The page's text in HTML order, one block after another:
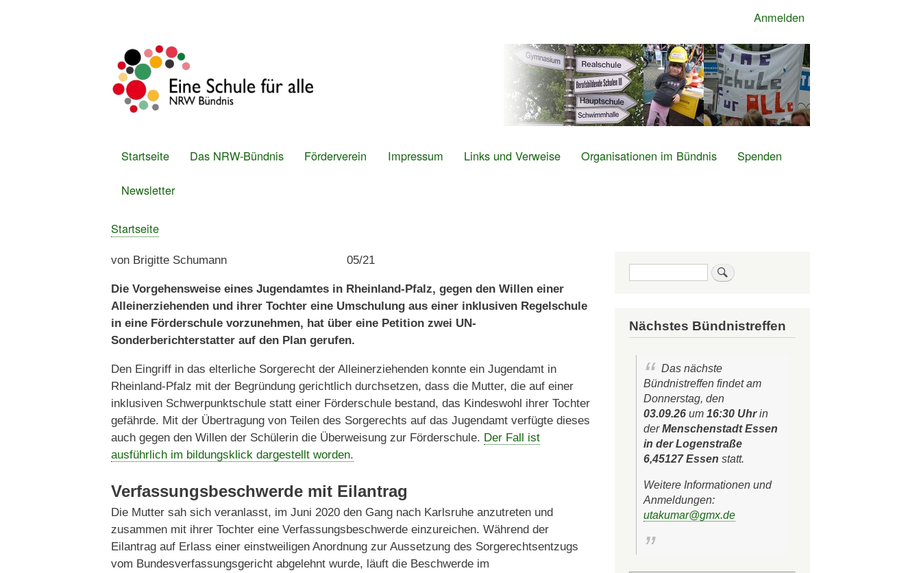
Anmelden
Hauptmenü
Startseite Das NRW-Bündnis Förderverein Impressum Links und Verweise Organisationen im Bündnis Spenden
Newsletter
Breadcrumb
Startseite
von Brigitte Schumann 05/21
Die Vorgehensweise eines Jugendamtes in Rheinland-Pfalz, gegen den Willen einer
Alleinerziehenden und ihrer Tochter eine Umschulung aus einer inklusiven Regelschule
in eine Förderschule vorzunehmen, hat über eine Petition zwei UN-
Sonderberichterstatter auf den Plan gerufen.
Den Eingriff in das elterliche Sorgerecht der Alleinerziehenden konnte ein Jugendamt in
Rheinland-Pfalz mit der Begründung gerichtlich durchsetzen, dass die Mutter, die auf einer
inklusiven Schwerpunktschule statt einer Förderschule bestand, das Kindeswohl ihrer Tochter
gefährde. Mit der Übertragung von Teilen des Sorgerechts auf das Jugendamt verfügte dieses
auch gegen den Willen der Schülerin die Überweisung zur Förderschule. Der Fall ist
ausführlich im bildungsklick dargestellt worden.
Verfassungsbeschwerde mit Eilantrag
Die Mutter sah sich veranlasst, im Juni 2020 den Gang nach Karlsruhe anzutreten und
zusammen mit ihrer Tochter eine Verfassungsbeschwerde einzureichen. Während der
Eilantrag auf Erlass einer einstweiligen Anordnung zur Aussetzung des Sorgerechtsentzugs
vom Bundesverfassungsgericht abgelehnt wurde, läuft die Beschwerde im
Nächstes Bündnistreffen
Das nächste
Bündnistreffen findet am
Donnerstag, den
03.09.26 um 16:30 Uhrin
derMenschenstadt Essen
in der Logenstraße
6,45127 Essen statt.
Weitere Informationen und
Anmeldungen:
utakumar@gmx.de